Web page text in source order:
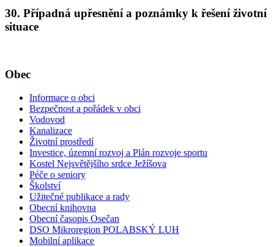
30. Případná upřesnění a poznámky k řešení životní
situace
Obec
Informace o obci
Bezpečnost a pořádek v obci
Vodovod
Kanalizace
Životní prostředí
Investice, územní rozvoj a Plán rozvoje sportu
Kostel Nejsvětějšího srdce Ježíšova
Péče o seniory
Školství
Užitečné publikace a rady
Obecní knihovna
Obecní časopis Osečan
DSO Mikroregion POLABSKÝ LUH
Mobilní aplikace